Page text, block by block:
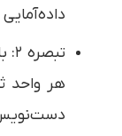
هر واحد